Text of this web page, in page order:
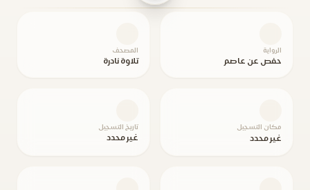
الرواية
حفص عن عاصم
المصحف
تلاوة نادرة
مكان التسجيل
غير محدد
تاريخ التسجيل
غير محدد